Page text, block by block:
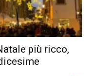
più ricco,